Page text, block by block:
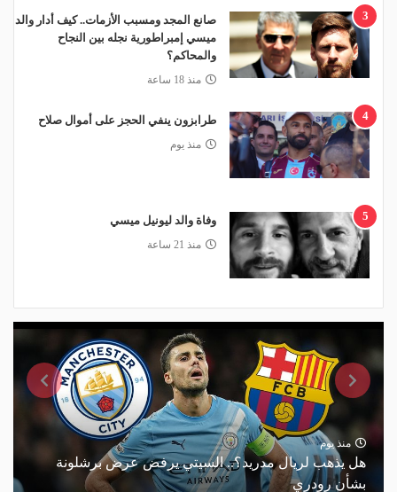
3
صانع المجد ومسبب الأزمات.. كيف أدار والد
ميسي إمبراطورية نجله بين النجاح
والمحاكم؟
منذ 18 ساعة
4 طرابزون ينفي الحجز على أموال صلاح
منذ يوم
5 وفاة والد ليونيل ميسي
منذ 21 ساعة
منذ يوم
هل يذهب لريال مدريد؟.. السيتي يرفض عرض برشلونة
بشأن رودري